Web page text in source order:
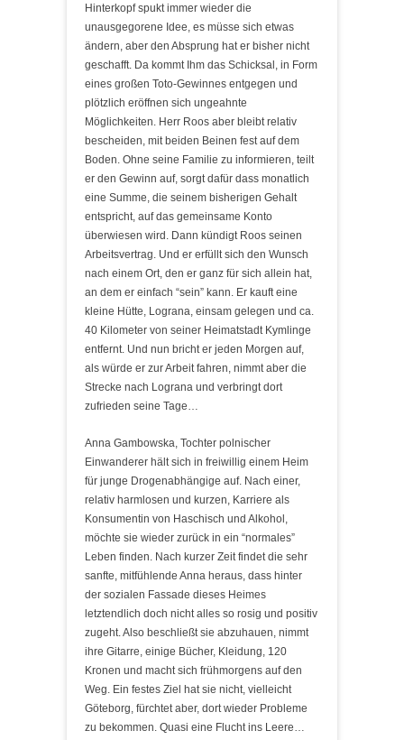
Hinterkopf spukt immer wieder die
unausgegorene Idee, es müsse sich etwas
ändern, aber den Absprung hat er bisher nicht
geschafft. Da kommt Ihm das Schicksal, in Form
eines großen Toto-Gewinnes entgegen und
plötzlich eröffnen sich ungeahnte
Möglichkeiten. Herr Roos aber bleibt relativ
bescheiden, mit beiden Beinen fest auf dem
Boden. Ohne seine Familie zu informieren, teilt
er den Gewinn auf, sorgt dafür dass monatlich
eine Summe, die seinem bisherigen Gehalt
entspricht, auf das gemeinsame Konto
überwiesen wird. Dann kündigt Roos seinen
Arbeitsvertrag. Und er erfüllt sich den Wunsch
nach einem Ort, den er ganz für sich allein hat,
an dem er einfach “sein” kann. Er kauft eine
kleine Hütte, Lograna, einsam gelegen und ca.
40 Kilometer von seiner Heimatstadt Kymlinge
entfernt. Und nun bricht er jeden Morgen auf,
als würde er zur Arbeit fahren, nimmt aber die
Strecke nach Lograna und verbringt dort
zufrieden seine Tage…
Anna Gambowska, Tochter polnischer
Einwanderer hält sich in freiwillig einem Heim
für junge Drogenabhängige auf. Nach einer,
relativ harmlosen und kurzen, Karriere als
Konsumentin von Haschisch und Alkohol,
möchte sie wieder zurück in ein “normales”
Leben finden. Nach kurzer Zeit findet die sehr
sanfte, mitfühlende Anna heraus, dass hinter
der sozialen Fassade dieses Heimes
letztendlich doch nicht alles so rosig und positiv
zugeht. Also beschließt sie abzuhauen, nimmt
ihre Gitarre, einige Bücher, Kleidung, 120
Kronen und macht sich frühmorgens auf den
Weg. Ein festes Ziel hat sie nicht, vielleicht
Göteborg, fürchtet aber, dort wieder Probleme
zu bekommen. Quasi eine Flucht ins Leere…